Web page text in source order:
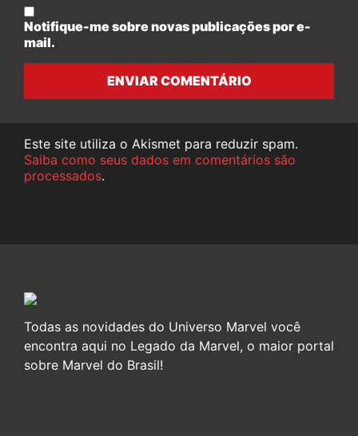
Notifique-me sobre novas publicações por e-
mail.
ENVIAR COMENTÁRIO
Este site utiliza o Akismet para reduzir spam.
Saiba como seus dados em comentários são
processados.
Todas as novidades do Universo Marvel você
encontra aqui no Legado da Marvel, o maior portal
sobre Marvel do Brasil!